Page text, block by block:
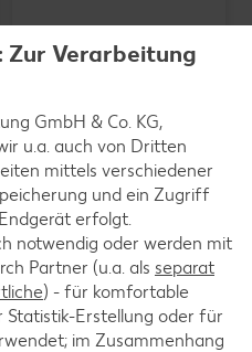
nur
1.29
Zur Verarbeitung
GmbH & Co. KG,
u.a. auch von Dritten
mittels verschiedener
und ein Zugriff
erfolgt.
notwendig oder werden mit
Partner (u.a. als separat
) - für komfortable
Statistik-Erstellung oder für
im Zusammenhang